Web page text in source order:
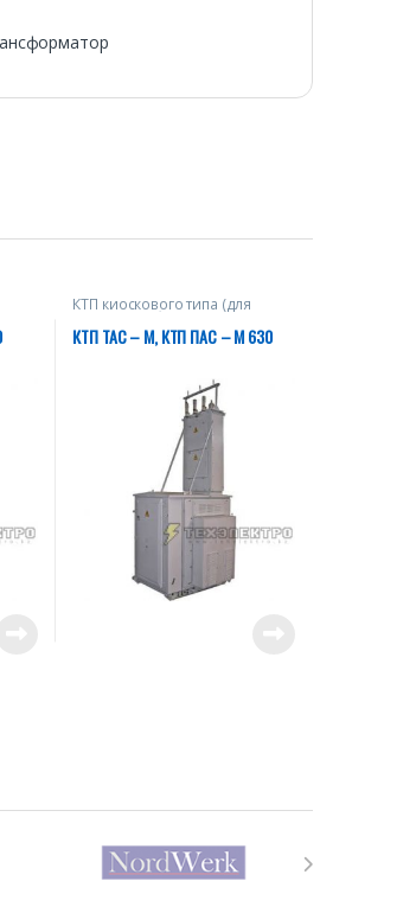
КТП киоскового типа (для
электроснабжения
промышленных объектов)
КТП ТАС – М, КТП ПАС – М 630